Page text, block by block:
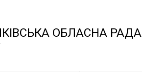
ОБЛАСНА РАДА